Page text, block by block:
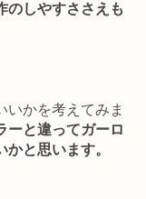
のしやすささえも
いかを考えてみま
ーと違ってガーロ
と思います。